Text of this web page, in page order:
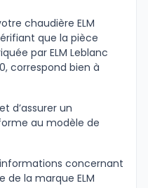
chaudière ELM
que la pièce
par ELM Leblanc
correspond bien à
d’assurer un
au modèle de
concernant
de la marque ELM